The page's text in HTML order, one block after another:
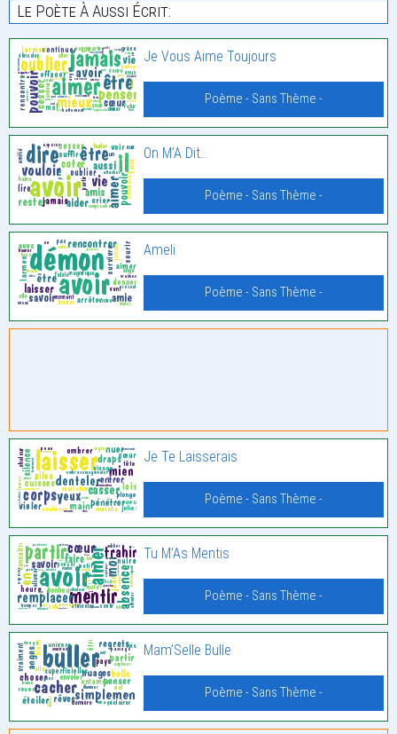
Le Poète À Aussi Écrit:
Je Vous Aime Toujours
Poème - Sans Thème -
On M’A Dit…
Poème - Sans Thème -
Ameli
Poème - Sans Thème -
Je Te Laisserais
Poème - Sans Thème -
Tu M’As Mentis
Poème - Sans Thème -
Mam’Selle Bulle
Poème - Sans Thème -